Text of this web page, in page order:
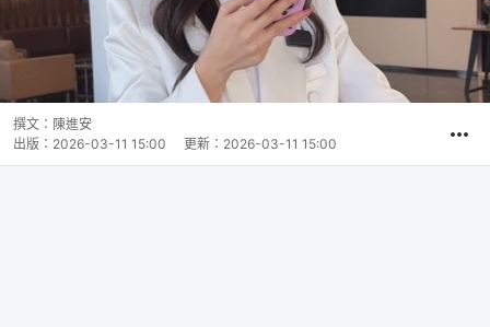
撰文： 陳進安
出版： 2026-03-11 15:00 更新： 2026-03-11 15:00